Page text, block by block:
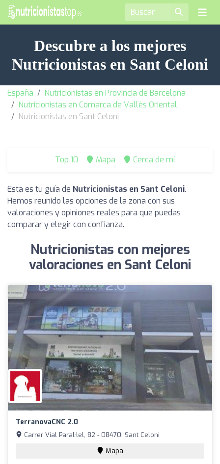
Descubre a los mejores
Nutricionistas en Sant Celoni
España
Nutricionistas en Provincia de Barcelona
Nutricionistas en Comarca de Vallès Oriental
Nutricionistas en Sant Celoni
Top 10 Mapa Cerca de mí
Esta es tu guía de Nutricionistas en Sant Celoni.
Hemos reunido las opciones de la zona con sus
valoraciones y opiniones reales para que puedas
comparar y elegir con confianza.
Nutricionistas con mejores
valoraciones en Sant Celoni
TerranovaCNC 2.0
Carrer Vial Paral·lel, 82 - 08470, Sant Celoni
Mapa